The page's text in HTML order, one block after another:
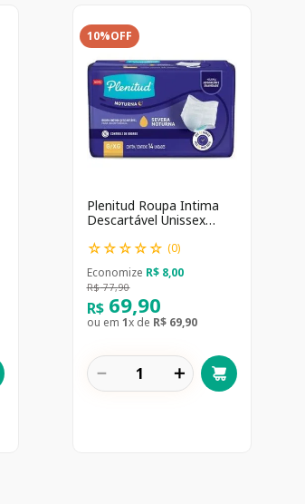
10%OFF
Plenitud Roupa Intima
Descartável Unissex
unidades
☆☆☆☆☆ (0)
Economize R$ 8,00
R$ 77,90
R$ 69,90
ou em 1x de R$ 69,90
＋
－